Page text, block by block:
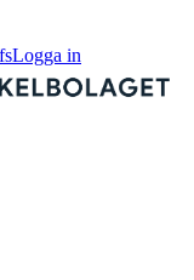
Logga in